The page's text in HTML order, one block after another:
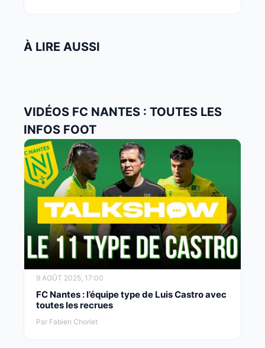
À LIRE AUSSI
VIDÉOS FC NANTES : TOUTES LES
INFOS FOOT
9 AOÛT 2025, 17:00
FC Nantes : l’équipe type de Luis Castro avec
toutes les recrues
Par Fabien Chorlet